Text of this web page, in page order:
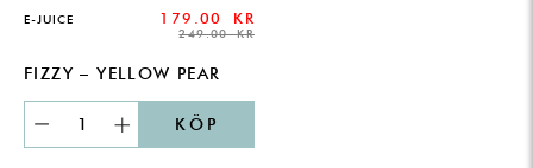
E-JUICE
249.00KR
179.00 KR
FIZZY – YELLOW PEAR
KÖP